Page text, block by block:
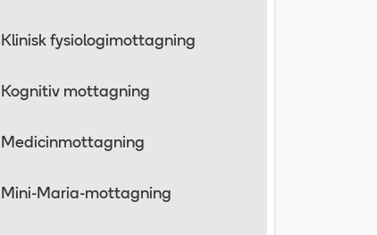
Klinisk fysiologimottagning
Kognitiv mottagning
Medicinmottagning
Mini-Maria-mottagning